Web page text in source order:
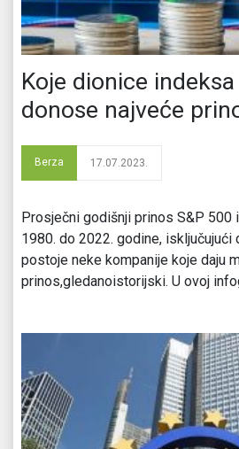
Koje dionice indeksa
donose najveće
Berza 17.07.2023.
Prosječni godišnji prinos S&P 500
1980. do 2022. godine, isključujući
postoje neke kompanije koje daju
prinos,gledanoistorijski. U ovoj